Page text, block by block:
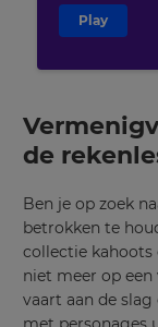
Play
de
Ben je op zoek
betrokken te
collectie kahoots
niet meer op
vaart aan de